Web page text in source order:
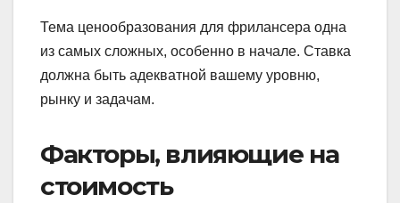
Тема ценообразования для фрилансера одна
из самых сложных, особенно в начале. Ставка
должна быть адекватной вашему уровню,
рынку и задачам.
Факторы, влияющие на
стоимость